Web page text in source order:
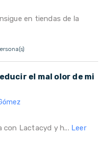
en tiendas de la
el mal olor de mi
con Lactacyd y h... Leer